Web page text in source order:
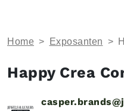
Home > Exposanten >
Happy Crea